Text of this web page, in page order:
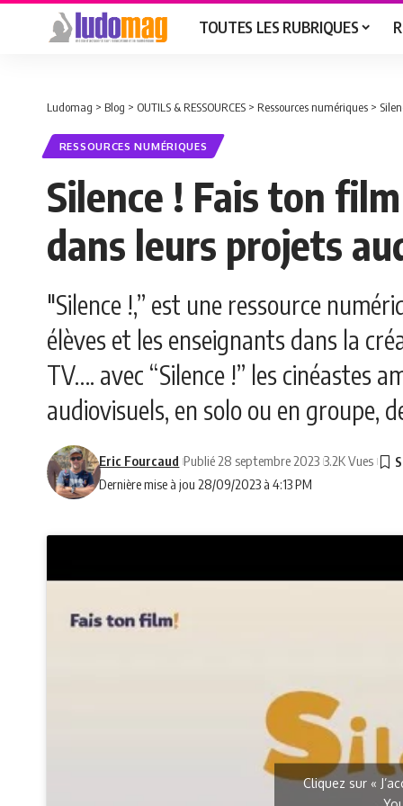
TOUTES LES RUBRIQUES
Ludomag > Blog > OUTILS & RESSOURCES > Ressources numériques >
RESSOURCES NUMÉRIQUES
Silence ! Fais ton
dans leurs projets
"Silence !,” est une ressource
élèves et les enseignants dans la
TV…. avec “Silence !” les
audiovisuels, en solo ou en groupe,
Dernière mise à jou 28/09/2023 à 4:13 PM
Eric Fourcaud Publié 28 septembre 2023 3.2K Vues
Cliquez sur «